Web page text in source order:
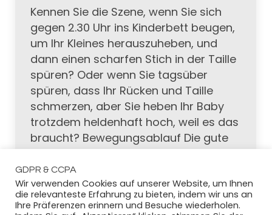
Kennen Sie die Szene, wenn Sie sich
gegen 2.30 Uhr ins Kinderbett beugen,
um Ihr Kleines herauszuheben, und
dann einen scharfen Stich in der Taille
spüren? Oder wenn Sie tagsüber
spüren, dass Ihr Rücken und Taille
schmerzen, aber Sie heben Ihr Baby
trotzdem heldenhaft hoch, weil es das
braucht? Bewegungsablauf Die gute
Nachricht: Ein erheblicher…
GDPR & CCPA
Wir verwenden Cookies auf unserer Website, um Ihnen
die relevanteste Erfahrung zu bieten, indem wir uns an
Ihre Präferenzen erinnern und Besuche wiederholen.